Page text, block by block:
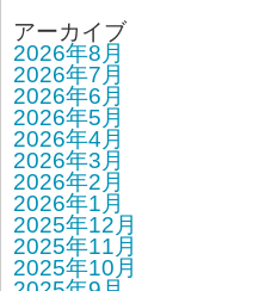
アーカイブ
2026年8月
2026年7月
2026年6月
2026年5月
2026年4月
2026年3月
2026年2月
2026年1月
2025年12月
2025年11月
2025年10月